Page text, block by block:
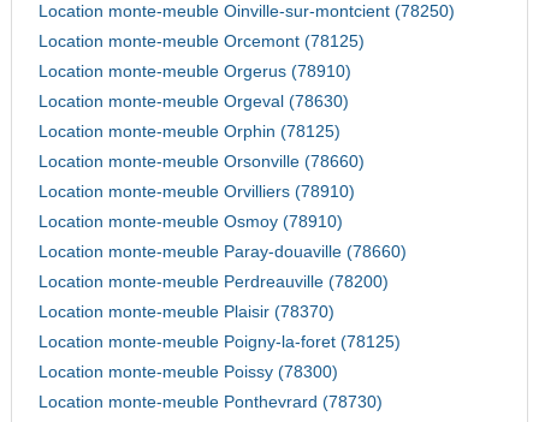
Location monte-meuble Oinville-sur-montcient (78250)
Location monte-meuble Orcemont (78125)
Location monte-meuble Orgerus (78910)
Location monte-meuble Orgeval (78630)
Location monte-meuble Orphin (78125)
Location monte-meuble Orsonville (78660)
Location monte-meuble Orvilliers (78910)
Location monte-meuble Osmoy (78910)
Location monte-meuble Paray-douaville (78660)
Location monte-meuble Perdreauville (78200)
Location monte-meuble Plaisir (78370)
Location monte-meuble Poigny-la-foret (78125)
Location monte-meuble Poissy (78300)
Location monte-meuble Ponthevrard (78730)